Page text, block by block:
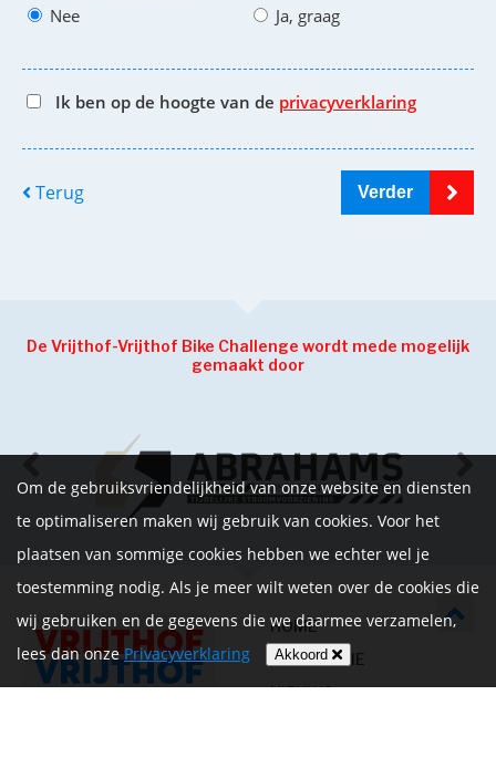
Nee Ja, graag
Ik ben op de hoogte van de privacyverklaring
Terug Verder
De Vrijthof-Vrijthof Bike Challenge wordt mede mogelijk
gemaakt door
HOME
INFORMATIE
NIEUWS
Om de gebruiksvriendelijkheid van onze website en diensten
te optimaliseren maken wij gebruik van cookies. Voor het
plaatsen van sommige cookies hebben we echter wel je
toestemming nodig. Als je meer wilt weten over de cookies die
wij gebruiken en de gegevens die we daarmee verzamelen,
lees dan onzePrivacyverklaring Akkoord